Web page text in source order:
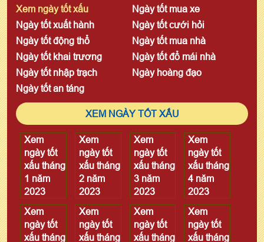
Xem ngày tốt xấu
Ngày tốt mua xe
Ngày tốt xuất hành
Ngày tốt cưới hỏi
Ngày tốt động thổ
Ngày tốt mua nhà
Ngày tốt khai trương
Ngày tốt đổ mái nhà
Ngày tốt nhập trạch
Ngày hoàng đạo
Ngày tốt an táng
XEM NGÀY TỐT XẤU
Xem
ngày tốt
xấu tháng
1 năm
2023
Xem
ngày tốt
xấu tháng
2 năm
2023
Xem
ngày tốt
xấu tháng
3 năm
2023
Xem
ngày tốt
xấu tháng
4 năm
2023
Xem
ngày tốt
xấu tháng
Xem
ngày tốt
xấu tháng
Xem
ngày tốt
xấu tháng
Xem
ngày tốt
xấu tháng